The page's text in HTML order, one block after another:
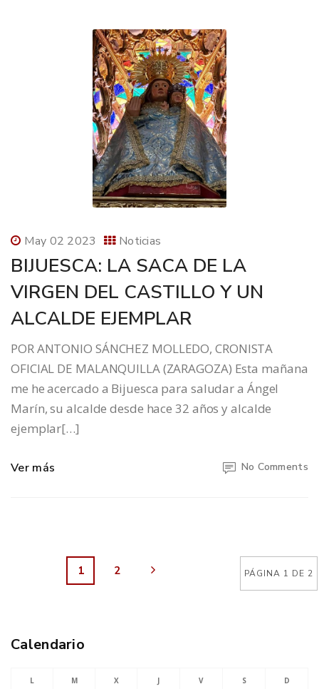
May 02 2023 Noticias
BIJUESCA: LA SACA DE LA
VIRGEN DEL CASTILLO Y UN
ALCALDE EJEMPLAR
POR ANTONIO SÁNCHEZ MOLLEDO, CRONISTA
OFICIAL DE MALANQUILLA (ZARAGOZA) Esta mañana
me he acercado a Bijuesca para saludar a Ángel
Marín, su alcalde desde hace 32 años y alcalde
ejemplar[…]
Ver más No Comments
PÁGINA 1 DE 2
1 2
Calendario
L M X J V S D